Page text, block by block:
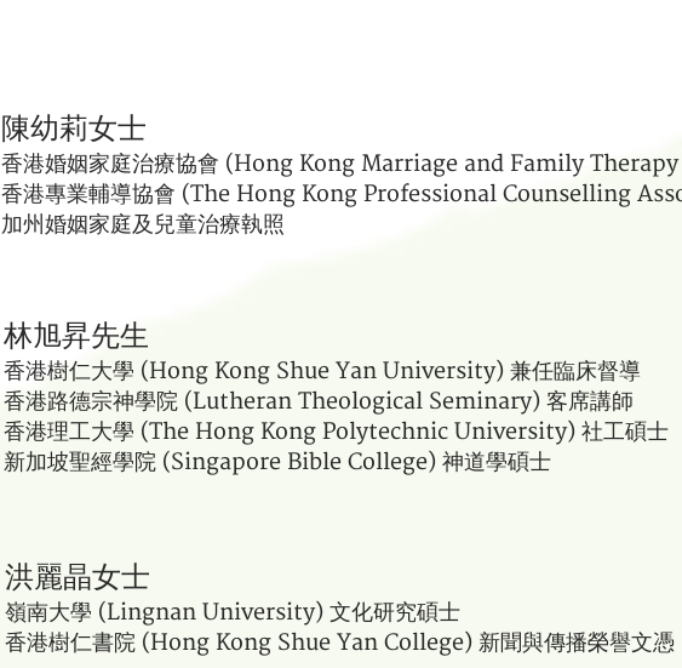
陳幼莉女士
香港婚姻家庭治療協會 (Hong Kong Marriage and Family
香港專業輔導協會 (The Hong Kong Professional Counselling
加州婚姻家庭及兒童治療執照
林旭昇先生
香港樹仁大學 (Hong Kong Shue Yan University) 兼任臨床督導
香港路德宗神學院 (Lutheran Theological Seminary) 客席講師
香港理工大學 (The Hong Kong Polytechnic University) 社工碩士
新加坡聖經學院 (Singapore Bible College) 神道學碩士
洪麗晶女士
嶺南大學 (Lingnan University) 文化研究碩士
香港樹仁書院 (Hong Kong Shue Yan College) 新聞與傳播榮譽文憑